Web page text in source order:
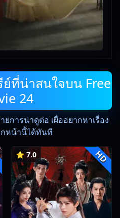
ที่น่าสนใจบน Free
24
ยการน่าดูต่อ เผื่ออยากหาเรื่อง
หน้านี้ได้ทันที
⭐ 7.0 HD